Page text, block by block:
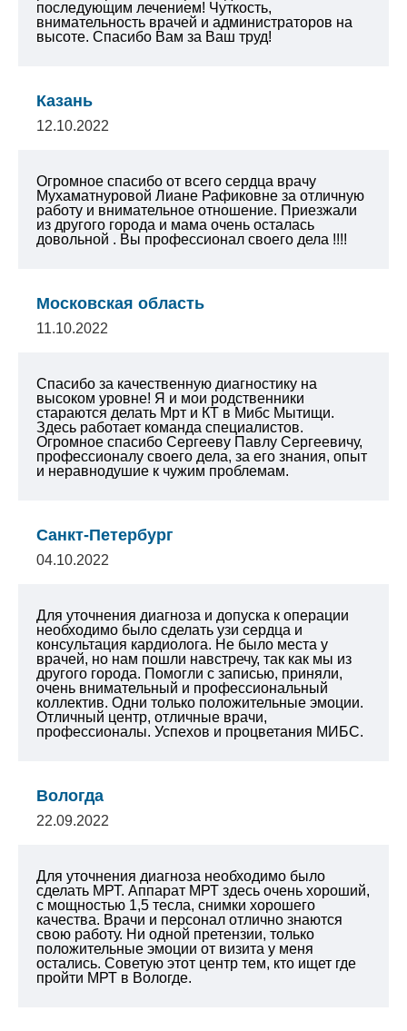
последующим лечением! Чуткость,
внимательность врачей и администраторов на
высоте. Спасибо Вам за Ваш труд!
Казань
12.10.2022
Огромное спасибо от всего сердца врачу
Мухаматнуровой Лиане Рафиковне за отличную
работу и внимательное отношение. Приезжали
из другого города и мама очень осталась
довольной . Вы профессионал своего дела !!!!
Московская область
11.10.2022
Спасибо за качественную диагностику на
высоком уровне! Я и мои родственники
стараются делать Мрт и КТ в Мибс Мытищи.
Здесь работает команда специалистов.
Огромное спасибо Сергееву Павлу Сергеевичу,
профессионалу своего дела, за его знания, опыт
и неравнодушие к чужим проблемам.
Санкт-Петербург
04.10.2022
Для уточнения диагноза и допуска к операции
необходимо было сделать узи сердца и
консультация кардиолога. Не было места у
врачей, но нам пошли навстречу, так как мы из
другого города. Помогли с записью, приняли,
очень внимательный и профессиональный
коллектив. Одни только положительные эмоции.
Отличный центр, отличные врачи,
профессионалы. Успехов и процветания МИБС.
Вологда
22.09.2022
Для уточнения диагноза необходимо было
сделать МРТ. Аппарат МРТ здесь очень хороший,
с мощностью 1,5 тесла, снимки хорошего
качества. Врачи и персонал отлично знаются
свою работу. Ни одной претензии, только
положительные эмоции от визита у меня
остались. Советую этот центр тем, кто ищет где
пройти МРТ в Вологде.